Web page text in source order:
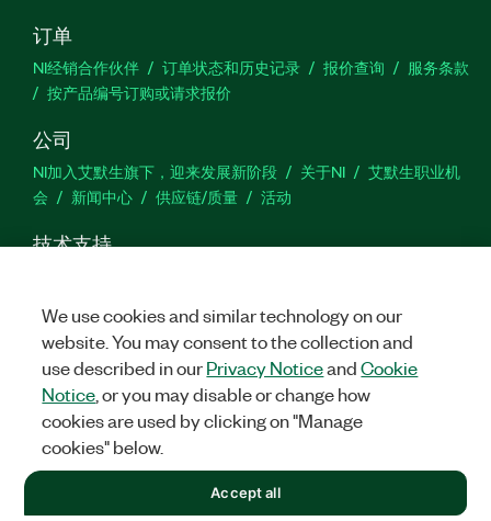
订单
NI经销合作伙伴 订单状态和历史记录 报价查询
服务条款
按产品编号订购或请求报价
公司
NI加入艾默生旗下，迎来发展新阶段 关于NI
艾默生职业机
会
新闻中心 供应链/质量 活动
技术支持
©2026NATIONAL INSTRUMENTS CORP. 恩艾 (中国) 仪器有限公司
版权所有.沪ICP备09002359号.
We use cookies and similar technology on our
website. You may consent to the collection and
use described in ourPrivacy NoticeandCookie
Notice , or you may disable or change how
cookies are used by clicking on "Manage
cookies" below.
Accept all